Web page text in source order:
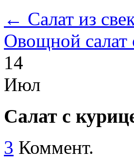
← Салат из
Овощной салат
14
Июл
Салат с
3 Коммент.